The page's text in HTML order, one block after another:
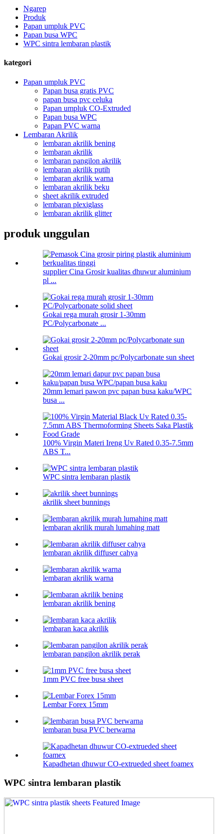
Ngarep
Produk
Papan umpluk PVC
Papan busa WPC
WPC sintra lembaran plastik
kategori
Papan umpluk PVC
Papan busa gratis PVC
papan busa pvc celuka
Papan umpluk CO-Extruded
Papan busa WPC
Papan PVC warna
Lembaran Akrilik
lembaran akrilik bening
lembaran akrilik
lembaran pangilon akrilik
lembaran akrilik putih
lembaran akrilik warna
lembaran akrilik beku
sheet akrilik extruded
lembaran plexiglass
lembaran akrilik glitter
produk unggulan
supplier Cina Grosir kualitas dhuwur aluminium
pl ...
Gokai rega murah grosir 1-30mm
PC/Polycarbonate ...
Gokai grosir 2-20mm pc/Polycarbonate sun sheet
20mm lemari pawon pvc papan busa kaku/WPC
busa ...
100% Virgin Materi Ireng Uv Rated 0.35-7.5mm
ABS T...
WPC sintra lembaran plastik
akrilik sheet bunnings
lembaran akrilik murah lumahing matt
lembaran akrilik diffuser cahya
lembaran akrilik warna
lembaran akrilik bening
lembaran kaca akrilik
lembaran pangilon akrilik perak
1mm PVC free busa sheet
Lembar Forex 15mm
lembaran busa PVC berwarna
Kapadhetan dhuwur CO-extrueded sheet foamex
WPC sintra lembaran plastik